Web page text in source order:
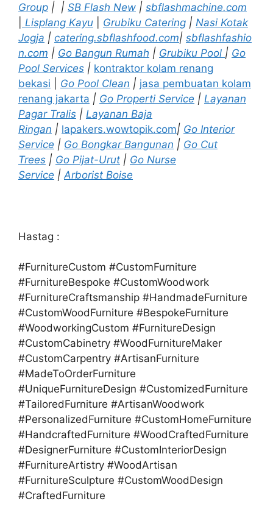
Group | | SB Flash New | sbflashmachine.com
Lisplang Kayu Grubiku Catering | Nasi Kotak
Jogja | catering.sbflashfood.com| sbflashfashio
n.com | Go Bangun Rumah | Grubiku Pool | Go
Pool Services | kontraktor kolam renang
bekasi
Go Pool Clean | jasa pembuatan kolam
renang jakarta | Go Properti Service | Layanan
Pagar Tralis | Layanan Baja
Ringan | lapakers.wowtopik.com| Go Interior
Service | Go Bongkar Bangunan | Go Cut
Trees | Go Pijat-Urut | Go Nurse
Service | Arborist Boise
Hastag :
#FurnitureCustom #CustomFurniture
#FurnitureBespoke #CustomWoodwork
#FurnitureCraftsmanship #HandmadeFurniture
#CustomWoodFurniture #BespokeFurniture
#WoodworkingCustom #FurnitureDesign
#CustomCabinetry #WoodFurnitureMaker
#CustomCarpentry #ArtisanFurniture
#MadeToOrderFurniture
#UniqueFurnitureDesign #CustomizedFurniture
#TailoredFurniture #ArtisanWoodwork
#PersonalizedFurniture #CustomHomeFurniture
#HandcraftedFurniture #WoodCraftedFurniture
#DesignerFurniture #CustomInteriorDesign
#FurnitureArtistry #WoodArtisan
#FurnitureSculpture #CustomWoodDesign
#CraftedFurniture